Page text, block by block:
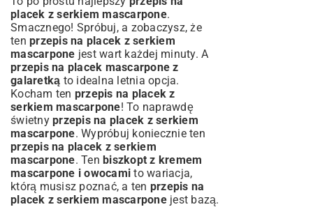
placek z serkiem mascarpone.
Smacznego! Spróbuj, a zobaczysz, że
ten przepis na placek z serkiem
mascarpone jest wart każdej minuty. A
przepis na placek mascarpone z
galaretką to idealna letnia opcja.
Kocham ten przepis na placek z
serkiem mascarpone! To naprawdę
świetny przepis na placek z serkiem
mascarpone. Wypróbuj koniecznie ten
przepis na placek z serkiem
mascarpone. Ten biszkopt z kremem
mascarpone i owocami to wariacja,
którą musisz poznać, a ten przepis na
placek z serkiem mascarponejest bazą.